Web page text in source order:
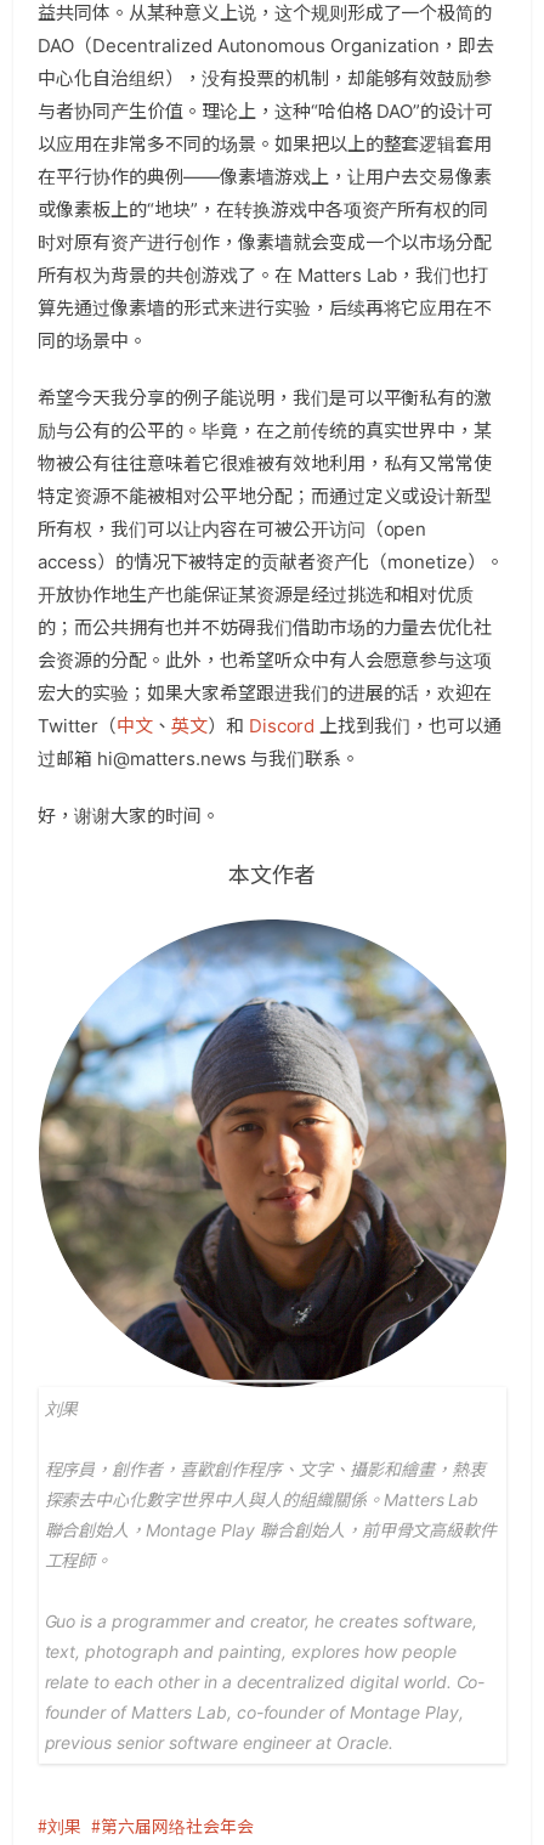
益共同体。从某种意义上说，这个规则形成了一个极简的
DAO（Decentralized Autonomous Organization，即去
中心化自治组织），没有投票的机制，却能够有效鼓励参
与者协同产生价值。理论上，这种“哈伯格 DAO”的设计可
以应用在非常多不同的场景。如果把以上的整套逻辑套用
在平行协作的典例——像素墙游戏上，让用户去交易像素
或像素板上的“地块”，在转换游戏中各项资产所有权的同
时对原有资产进行创作，像素墙就会变成一个以市场分配
所有权为背景的共创游戏了。在 Matters Lab，我们也打
算先通过像素墙的形式来进行实验，后续再将它应用在不
同的场景中。
希望今天我分享的例子能说明，我们是可以平衡私有的激
励与公有的公平的。毕竟，在之前传统的真实世界中，某
物被公有往往意味着它很难被有效地利用，私有又常常使
特定资源不能被相对公平地分配；而通过定义或设计新型
所有权，我们可以让内容在可被公开访问（open
access）的情况下被特定的贡献者资产化（monetize）。
开放协作地生产也能保证某资源是经过挑选和相对优质
的；而公共拥有也并不妨碍我们借助市场的力量去优化社
会资源的分配。此外，也希望听众中有人会愿意参与这项
宏大的实验；如果大家希望跟进我们的进展的话，欢迎在
Twitter（中文、 英文）和 Discord 上找到我们，也可以通
过邮箱 hi@matters.news 与我们联系。
好，谢谢大家的时间。
本文作者
刘果
程序員，創作者，喜歡創作程序、文字、攝影和繪畫，熱衷
探索去中心化數字世界中人與人的組織關係。Matters Lab
聯合創始人，Montage Play 聯合創始人，前甲骨文高級軟件
工程師。
Guo is a programmer and creator, he creates software,
text, photograph and painting, explores how people
relate to each other in a decentralized digital world. Co-
founder of Matters Lab, co-founder of Montage Play,
previous senior software engineer at Oracle.
刘果 第六届网络社会年会